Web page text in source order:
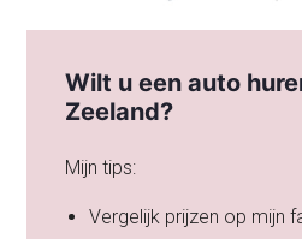
Wilt u een auto
Zeeland?
Mijn tips:
Vergelijk prijzen op mijn